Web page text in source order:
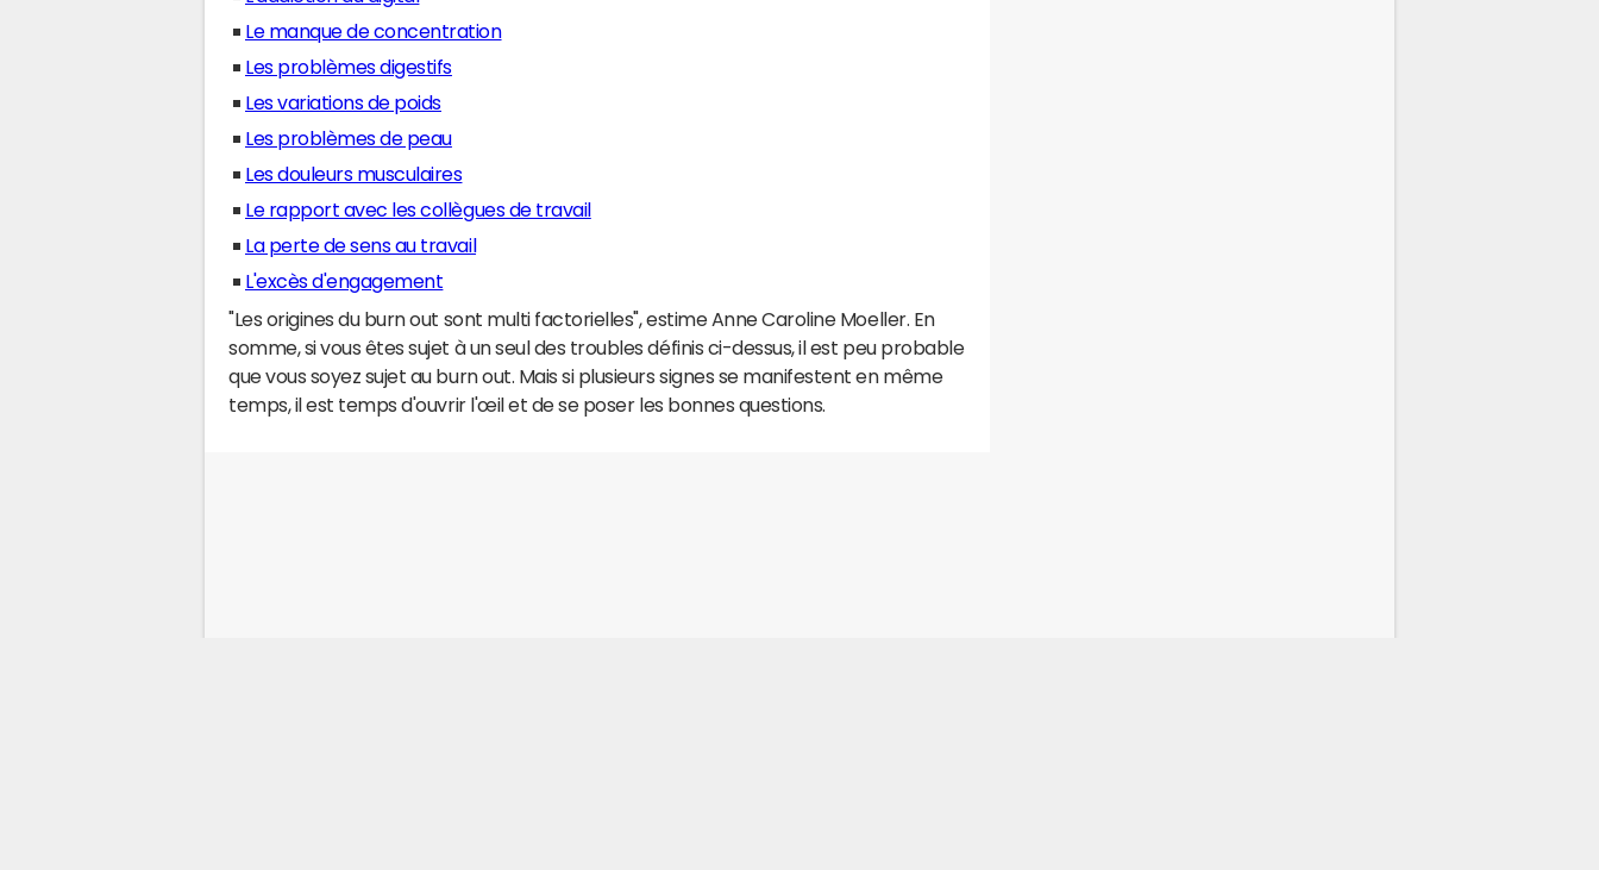
Le manque de concentration
Les problèmes digestifs
Les variations de poids
Les problèmes de peau
Les douleurs musculaires
Le rapport avec les collègues de travail
La perte de sens au travail
L'excès d'engagement
"Les origines du burn out sont multi factorielles", estime Anne Caroline Moeller. En
somme, si vous êtes sujet à un seul des troubles définis ci-dessus, il est peu probable
que vous soyez sujet au burn out. Mais si plusieurs signes se manifestent en même
temps, il est temps d'ouvrir l'œil et de se poser les bonnes questions.